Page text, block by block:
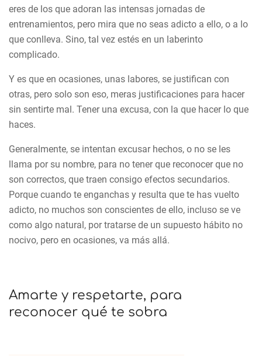
eres de los que adoran las intensas jornadas de
entrenamientos, pero mira que no seas adicto a ello, o a lo
que conlleva. Sino, tal vez estés en un laberinto
complicado.
Y es que en ocasiones, unas labores, se justifican con
otras, pero solo son eso, meras justificaciones para hacer
sin sentirte mal. Tener una excusa, con la que hacer lo que
haces.
Generalmente, se intentan excusar hechos, o no se les
llama por su nombre, para no tener que reconocer que no
son correctos, que traen consigo efectos secundarios.
Porque cuando te enganchas y resulta que te has vuelto
adicto, no muchos son conscientes de ello, incluso se ve
como algo natural, por tratarse de un supuesto hábito no
nocivo, pero en ocasiones, va más allá.
Amarte y respetarte, para
reconocer qué te sobra